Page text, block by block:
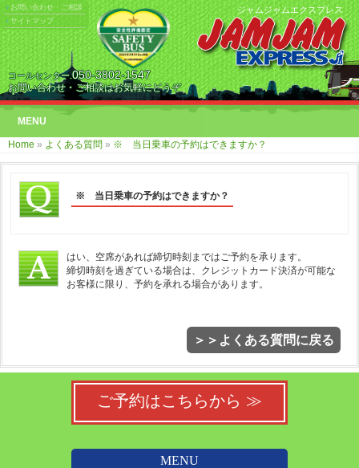
ジャムジャムエクスプレス
コールセンター.050-3802-1547
お問い合わせ・ご相談はお気軽にどうぞ
お問い合わせ・ご相談
サイトマップ
MENU
Home » よくある質問 » ※ 当日乗車の予約はできますか？
※ 当日乗車の予約はできますか？
はい、空席があれば締切時刻まではご予約を承ります。
締切時刻を過ぎている場合は、クレジットカード決済が可能な
お客様に限り、予約を承れる場合があります。
＞＞よくある質問に戻る
ご予約はこちらから ≫
MENU